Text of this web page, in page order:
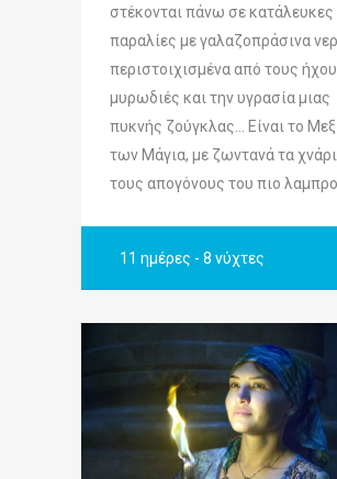
στέκονται πάνω σε κατάλευκες
παραλίες με γαλαζοπράσινα
περιστοιχισμένα από τους
μυρωδιές και την υγρασία μιας
πυκνής ζούγκλας… Είναι το
των Μάγια, με ζωντανά τα
τους απογόνους του πιο
11 ημέρες - 8 νύχτες